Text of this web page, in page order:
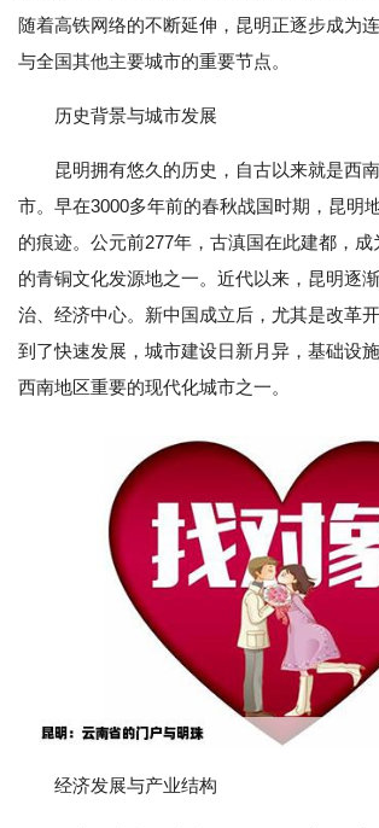
随着高铁网络的不断延伸，昆明正逐步成为
与全国其他主要城市的重要节点。
历史背景与城市发展
昆明拥有悠久的历史，自古以来就是西
市。早在3000多年前的春秋战国时期，昆明
的痕迹。公元前277年，古滇国在此建都，
的青铜文化发源地之一。近代以来，昆明逐
治、经济中心。新中国成立后，尤其是改革
到了快速发展，城市建设日新月异，基础设
西南地区重要的现代化城市之一。
经济发展与产业结构